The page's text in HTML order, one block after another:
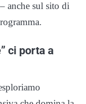
anche sul sito di
ci porta a